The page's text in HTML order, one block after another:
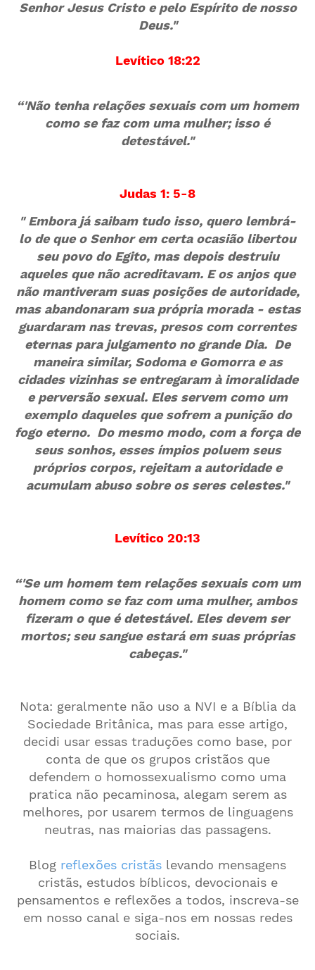
Senhor Jesus Cristo e pelo Espírito de nosso
Deus."
Levítico 18:22
“'Não tenha relações sexuais com um homem
como se faz com uma mulher; isso é
detestável."
Judas 1: 5-8
" Embora já saibam tudo isso, quero lembrá-
lo de que o Senhor em certa ocasião libertou
seu povo do Egito, mas depois destruiu
aqueles que não acreditavam. E os anjos que
não mantiveram suas posições de autoridade,
mas abandonaram sua própria morada - estas
guardaram nas trevas, presos com correntes
eternas para julgamento no grande Dia. De
maneira similar, Sodoma e Gomorra e as
cidades vizinhas se entregaram à imoralidade
e perversão sexual. Eles servem como um
exemplo daqueles que sofrem a punição do
fogo eterno. Do mesmo modo, com a força de
seus sonhos, esses ímpios poluem seus
próprios corpos, rejeitam a autoridade e
acumulam abuso sobre os seres celestes."
Levítico 20:13
“'Se um homem tem relações sexuais com um
homem como se faz com uma mulher, ambos
fizeram o que é detestável. Eles devem ser
mortos; seu sangue estará em suas próprias
cabeças."
Nota: geralmente não uso a NVI e a Bíblia da
Sociedade Britânica, mas para esse artigo,
decidi usar essas traduções como base, por
conta de que os grupos cristãos que
defendem o homossexualismo como uma
pratica não pecaminosa, alegam serem as
melhores, por usarem termos de linguagens
neutras, nas maiorias das passagens.
Blog reflexões cristãs levando mensagens
cristãs, estudos bíblicos, devocionais e
pensamentos e reflexões a todos, inscreva-se
em nosso canal e siga-nos em nossas redes
sociais.